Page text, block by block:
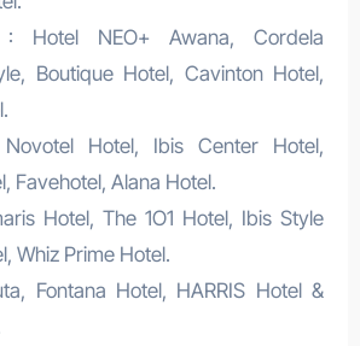
: Hotel NEO+ Awana, Cordela
Boutique Hotel, Cavinton Hotel,
Hotel, Ibis Center Hotel,
Favehotel, Alana Hotel.
Hotel, The 1O1 Hotel, Ibis Style
Whiz Prime Hotel.
Fontana Hotel, HARRIS Hotel &